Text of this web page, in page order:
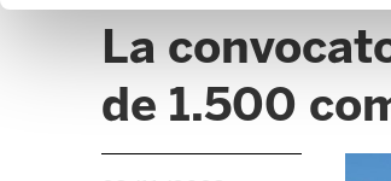
La
de 1.500